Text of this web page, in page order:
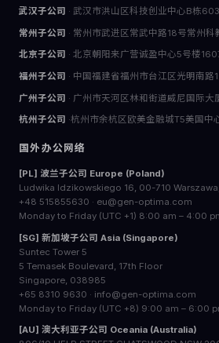
武汉子公司 · 武汉市洪山区科技创业中心B栋603
常州子公司 · 常州市武进区常武中路18号常州
北京子公司 · 北京朝阳来广营诚盈中心5号楼
福州子公司 · 中国福建省福州市台江区光明南
广州子公司 · 广州市天河区林和街道威尼国际大
杭州子公司 ·杭州市余杭区欧美金融城T5美国中
国外办公网络
[PL] 波兰子公司 Europe (Poland)
Ludwika Idzikowskiego 16, 00-710
+48 515855630 · eu@gen-optima.com
Monday to Friday (UTC +1) 8:00 am – 4:00
[SG] 新加坡子公司 Asia (Singapore)
Suntec Tower 5
5 Temasek Boulevard, 17th Floor
Singapore, 038985
+65 8310 9630 · info@gen-optima.com
Monday to Friday (UTC +8) 9:00 am – 6:00
[AU] 澳大利亚子公司 Oceania (Australia)